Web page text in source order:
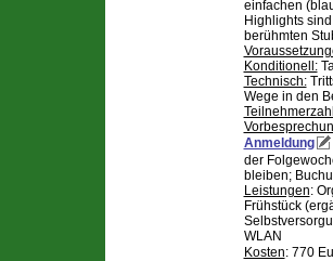
einfachen
Highlights
berühmten
Konditionell:
Technisch:
Wege in den
Anmeldung
der
bleiben;
Leistungen:
Frühstück
WLAN
Kosten: 770